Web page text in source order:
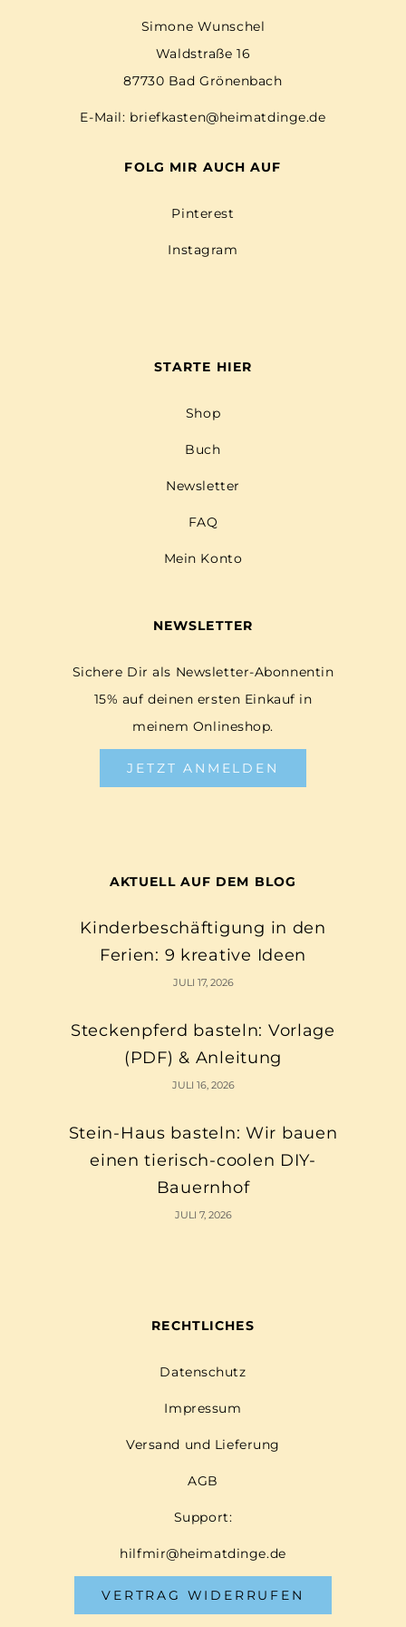
Simone Wunschel
Waldstraße 16
87730 Bad Grönenbach
E-Mail: briefkasten@heimatdinge.de
FOLG MIR AUCH AUF
Pinterest
Instagram
STARTE HIER
Shop
Buch
Newsletter
FAQ
Mein Konto
NEWSLETTER
Sichere Dir als Newsletter-Abonnentin
15% auf deinen ersten Einkauf in
meinem Onlineshop.
JETZT ANMELDEN
AKTUELL AUF DEM BLOG
Kinderbeschäftigung in den
Ferien: 9 kreative Ideen
JULI 17, 2026
Steckenpferd basteln: Vorlage
(PDF) & Anleitung
JULI 16, 2026
Stein-Haus basteln: Wir bauen
einen tierisch-coolen DIY-
Bauernhof
JULI 7, 2026
RECHTLICHES
Datenschutz
Impressum
Versand und Lieferung
AGB
Support:
hilfmir@heimatdinge.de
VERTRAG WIDERRUFEN